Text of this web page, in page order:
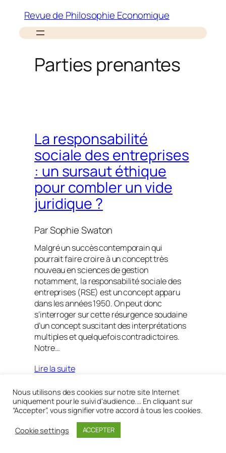
contenu
Revue de Philosophie Economique
Parties prenantes
La responsabilité
sociale des entreprises
: un sursaut éthique
pour combler un vide
juridique ?
ParSophie Swaton
Malgré un succès contemporain qui
pourrait faire croire à un concept très
nouveau en sciences de gestion
notamment, la responsabilité sociale des
entreprises (RSE) est un concept apparu
dans les années 1950. On peut donc
s’interroger sur cette résurgence soudaine
d’un concept suscitant des interprétations
multiples et quelquefois contradictoires.
Notre…
Lire la suite
Nous utilisons des cookies sur notre site Internet
uniquement pour le suivi d'audience.… En cliquant sur
“Accepter”, vous signifier votre accord à tous les cookies.
Cookie settings
ACCEPTER